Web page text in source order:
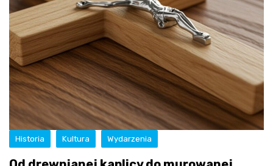
Historia Kultura Wydarzenia